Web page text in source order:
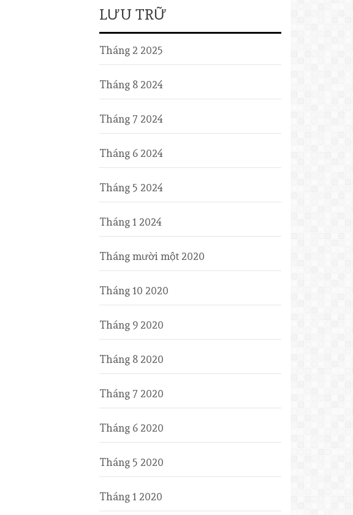
LƯU TRỮ
Tháng 2 2025
Tháng 8 2024
Tháng 7 2024
Tháng 6 2024
Tháng 5 2024
Tháng 1 2024
Tháng mười một 2020
Tháng 10 2020
Tháng 9 2020
Tháng 8 2020
Tháng 7 2020
Tháng 6 2020
Tháng 5 2020
Tháng 1 2020